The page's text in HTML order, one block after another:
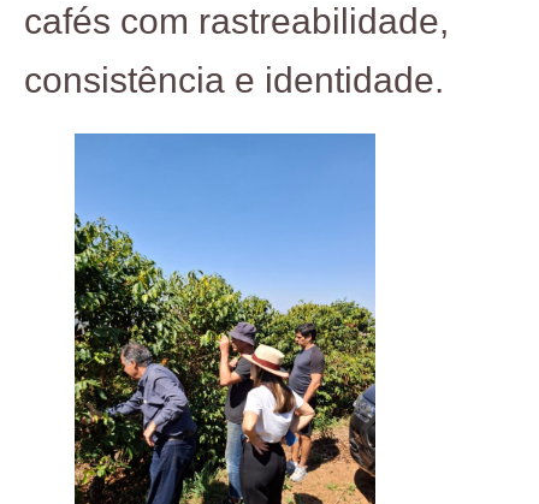
cafés com rastreabilidade,
consistência e identidade.